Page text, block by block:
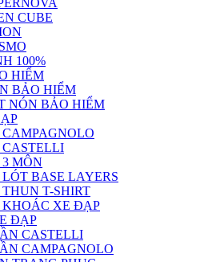
CUBE
100%
HIỂM
BẢO HIỂM
NÓN BẢO HIỂM
CAMPAGNOLO
CASTELLI
MÔN
LÓT BASE LAYERS
T-SHIRT
KHOÁC XE ĐẠP
ĐẠP
CASTELLI
CAMPAGNOLO